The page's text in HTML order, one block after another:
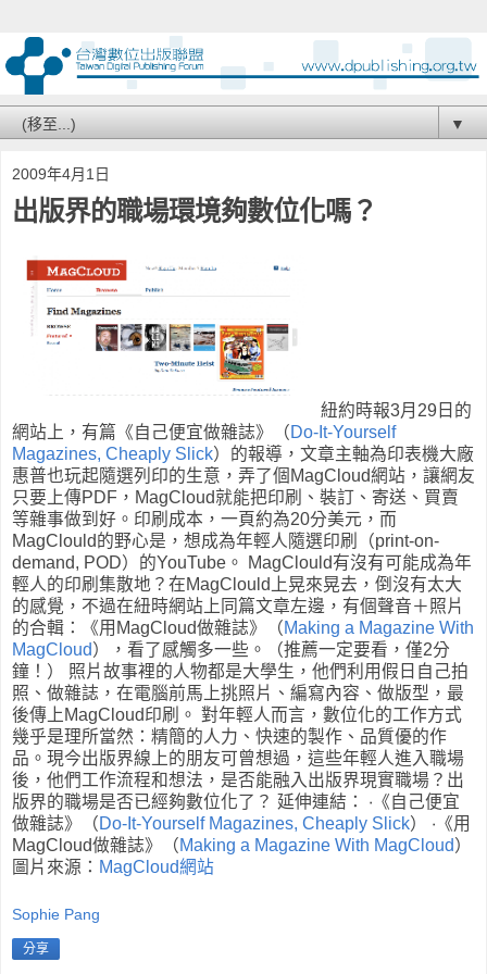
▼
2009年4月1日
出版界的職場環境夠數位化嗎？
紐約時報3月29日的
網站上，有篇《自己便宜做雜誌》（Do-It-Yourself
Magazines, Cheaply Slick）的報導，文章主軸為印表機大廠
惠普也玩起隨選列印的生意，弄了個MagCloud網站，讓網友
只要上傳PDF，MagCloud就能把印刷、裝訂、寄送、買賣
等雜事做到好。印刷成本，一頁約為20分美元，而
MagClould的野心是，想成為年輕人隨選印刷（print-on-
demand, POD）的YouTube。 MagClould有沒有可能成為年
輕人的印刷集散地？在MagClould上晃來晃去，倒沒有太大
的感覺，不過在紐時網站上同篇文章左邊，有個聲音＋照片
的合輯：《用MagCloud做雜誌》（Making a Magazine With
MagCloud），看了感觸多一些。（推薦一定要看，僅2分
鐘！） 照片故事裡的人物都是大學生，他們利用假日自己拍
照、做雜誌，在電腦前馬上挑照片、編寫內容、做版型，最
後傳上MagCloud印刷。 對年輕人而言，數位化的工作方式
幾乎是理所當然：精簡的人力、快速的製作、品質優的作
品。現今出版界線上的朋友可曾想過，這些年輕人進入職場
後，他們工作流程和想法，是否能融入出版界現實職場？出
版界的職場是否已經夠數位化了？ 延伸連結： ‧《自己便宜
做雜誌》（Do-It-Yourself Magazines, Cheaply Slick） ‧《用
MagCloud做雜誌》（Making a Magazine With MagCloud）
圖片來源： MagCloud網站
Sophie Pang
分享